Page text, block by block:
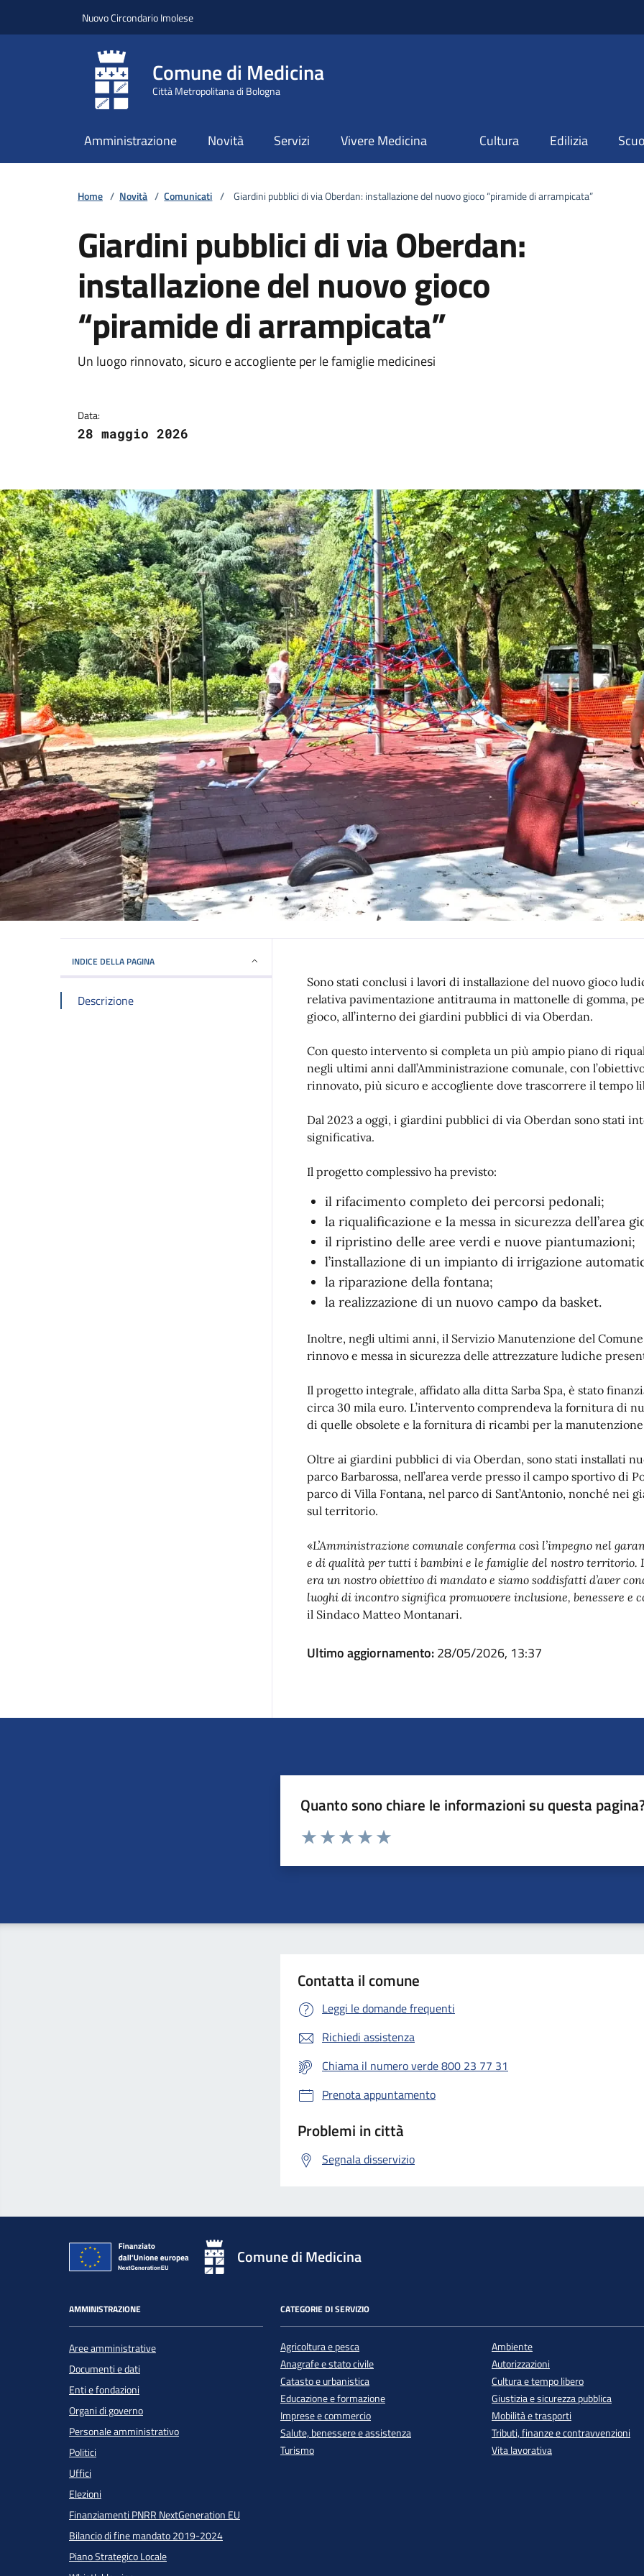
Nuovo Circondario Imolese
Comune di Medicina
Città Metropolitana di Bologna
Amministrazione Novità Servizi Vivere Medicina Cultura Edilizia
Home / Novità / Comunicati / Giardini pubblici di via Oberdan: installazione del nuovo gioco “piramide di arrampicata”
Giardini pubblici di via Oberdan:
installazione del nuovo gioco
“piramide di arrampicata”
Dettagli della notizia
Un luogo rinnovato, sicuro e accogliente per le famiglie medicinesi
Data:
28 maggio 2026
INDICE DELLA PAGINA
Descrizione
Sono stati conclusi i lavori di installazione del nuovo gioco
relativa pavimentazione antitrauma in mattonelle di gomma,
gioco, all’interno dei giardini pubblici di via Oberdan.
Con questo intervento si completa un più ampio piano di
negli ultimi anni dall’Amministrazione comunale, con
rinnovato, più sicuro e accogliente dove trascorrere il tempo
Dal 2023 a oggi, i giardini pubblici di via Oberdan sono stati
significativa.
Il progetto complessivo ha previsto:
il rifacimento completo dei percorsi pedonali;
la riqualificazione e la messa in sicurezza dell’area
il ripristino delle aree verdi e nuove piantumazioni;
l’installazione di un impianto di irrigazione
la riparazione della fontana;
la realizzazione di un nuovo campo da basket.
Inoltre, negli ultimi anni, il Servizio Manutenzione del
rinnovo e messa in sicurezza delle attrezzature ludiche
Il progetto integrale, affidato alla ditta Sarba Spa, è stato
circa 30 mila euro. L’intervento comprendeva la fornitura di
di quelle obsolete e la fornitura di ricambi per la
Oltre ai giardini pubblici di via Oberdan, sono stati installati
parco Barbarossa, nell’area verde presso il campo sportivo di
parco di Villa Fontana, nel parco di Sant’Antonio, nonché nei
sul territorio.
«L’Amministrazione comunale conferma così l’impegno nel
e di qualità per tutti i bambini e le famiglie del nostro territorio.
era un nostro obiettivo di mandato e siamo soddisfatti d’aver
luoghi di incontro significa promuovere inclusione, benessere
il Sindaco Matteo Montanari.
Ultimo aggiornamento:28/05/2026, 13:37
Quanto sono chiare le informazioni su questa
Valuta da 1 a 5 stelle la pagina
Contatta il comune
Leggi le domande frequenti
Richiedi assistenza
Chiama il numero verde 800 23 77 31
Prenota appuntamento
Problemi in città
Segnala disservizio
Comune di Medicina
AMMINISTRAZIONE
Aree amministrative
Documenti e dati
Enti e fondazioni
Organi di governo
Personale amministrativo
Politici
Uffici
Elezioni
Finanziamenti PNRR NextGeneration EU
Bilancio di fine mandato 2019-2024
Piano Strategico Locale
CATEGORIE DI SERVIZIO
Agricoltura e pesca
Ambiente
Anagrafe e stato civile
Autorizzazioni
Catasto e urbanistica
Cultura e tempo libero
Educazione e formazione
Giustizia e sicurezza pubblica
Imprese e commercio
Mobilità e trasporti
Salute, benessere e assistenza
Tributi, finanze e contravvenzioni
Turismo
Vita lavorativa